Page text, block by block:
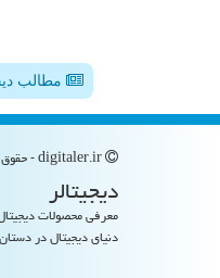
مطالب
دیجیتالر
معرفی محصولات
دنیای دیجیتال در